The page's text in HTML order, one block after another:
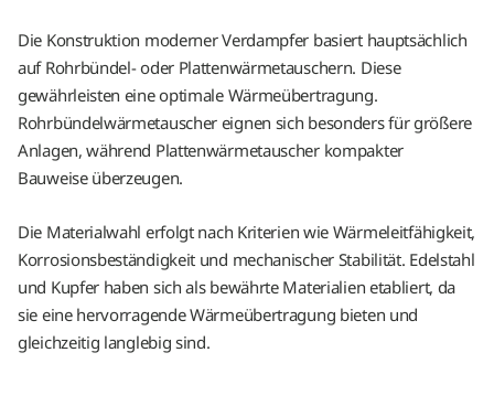
Die Konstruktion moderner Verdampfer basiert hauptsächlich
auf Rohrbündel- oder Plattenwärmetauschern. Diese
gewährleisten eine optimale Wärmeübertragung.
Rohrbündelwärmetauscher eignen sich besonders für größere
Anlagen, während Plattenwärmetauscher kompakter
Bauweise überzeugen.
Die Materialwahl erfolgt nach Kriterien wie Wärmeleitfähigkeit,
Korrosionsbeständigkeit und mechanischer Stabilität. Edelstahl
und Kupfer haben sich als bewährte Materialien etabliert, da
sie eine hervorragende Wärmeübertragung bieten und
gleichzeitig langlebig sind.